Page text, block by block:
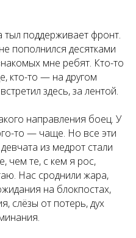
тыл поддерживает фронт.
пополнился десятками
мне ребят. Кто-то
кто-то — на другом
здесь, за лентой.
направления боец. У
то — чаще. Но все эти
из медрот стали
чем те, с кем я рос,
Нас сроднили жара,
на блокпостах,
слёзы от потерь, дух